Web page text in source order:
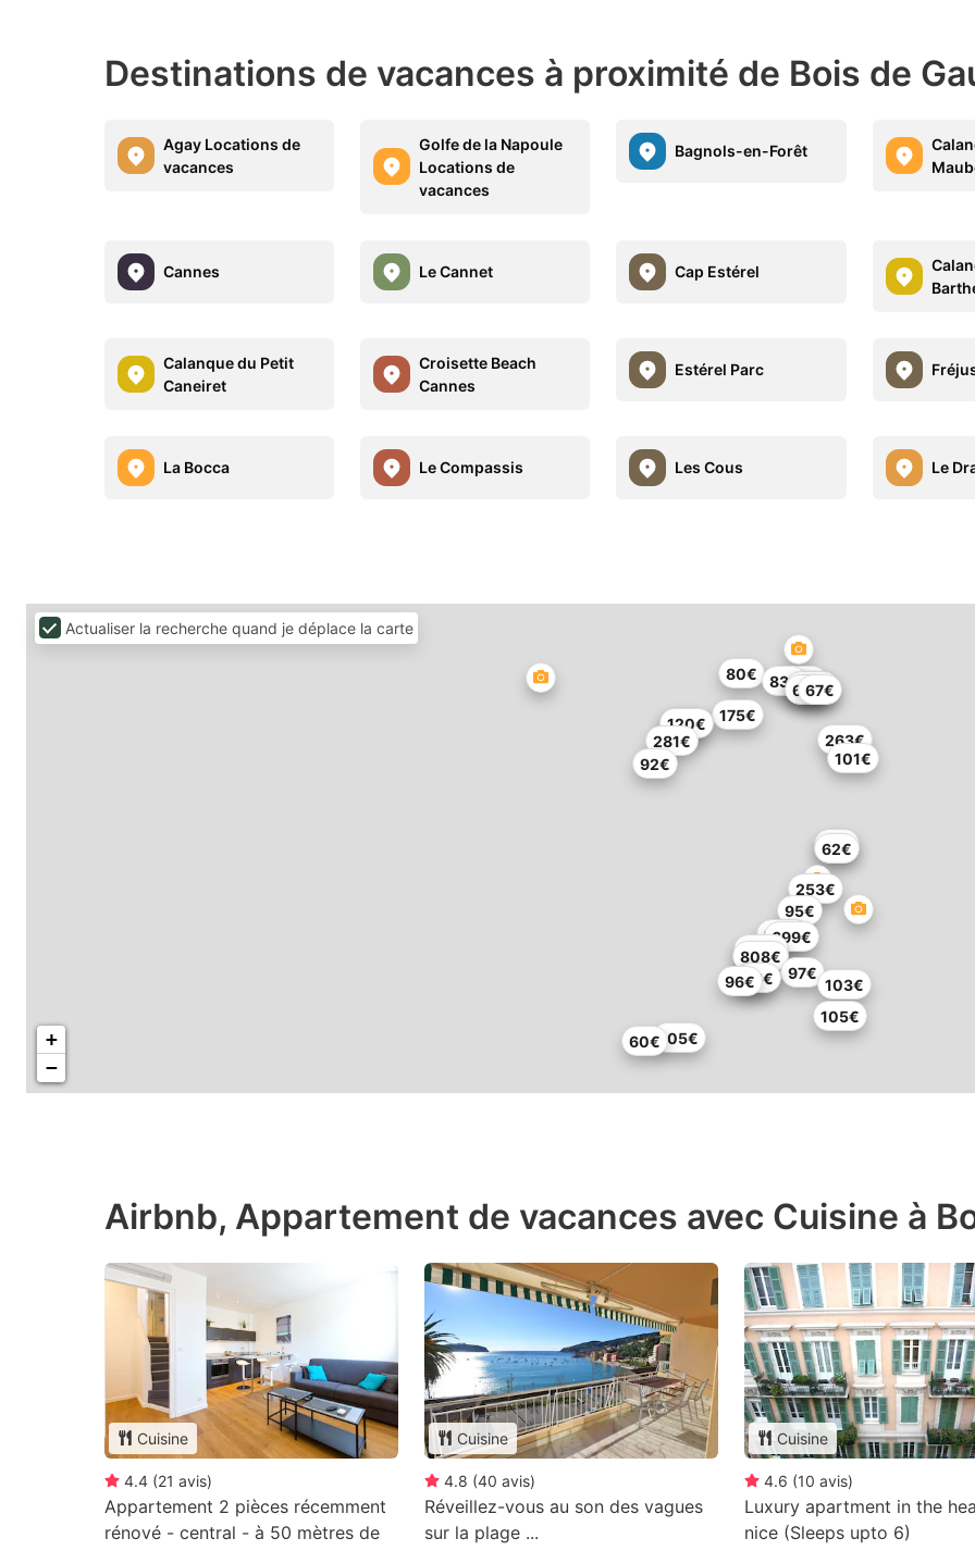
Destinations de vacances à proximité de Bois de
Agay Locations de
vacances
Golfe de la Napoule
Locations de
vacances
Bagnols-en-Forêt
Cannes Le Cannet Cap Estérel
Calanque du Petit
Caneiret
Croisette Beach
Cannes
Estérel Parc
La Bocca Le Compassis Les Cous Le
175€
101€
66€
105€
88€
92€
95€
87€
281€
468€
808€
253€
263€
160€
83€
96€
699€
139€
112€
120€
98€
60€
67€
97€
60€
80€
62€
103€
105€
66€
+
−
Actualiser la recherche quand je déplace la carte
Airbnb, Appartement de vacances avec Cuisine à
Cuisine
4.4 (21 avis)
Appartement 2 pièces récemment
rénové - central - à 50 mètres de
Cuisine
4.8 (40 avis)
Réveillez-vous au son des vagues
sur la plage ...
Cuisine
4.6 (10 avis)
Luxury apartment in the
nice (Sleeps upto 6)